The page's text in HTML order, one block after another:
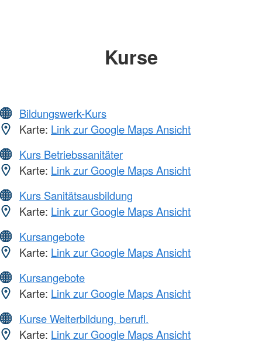
Kurse
Bildungswerk-Kurs
Karte: Link zur Google Maps Ansicht
Kurs Betriebssanitäter
Karte: Link zur Google Maps Ansicht
Kurs Sanitätsausbildung
Karte: Link zur Google Maps Ansicht
Kursangebote
Karte: Link zur Google Maps Ansicht
Kursangebote
Karte: Link zur Google Maps Ansicht
Kurse Weiterbildung, berufl.
Karte: Link zur Google Maps Ansicht